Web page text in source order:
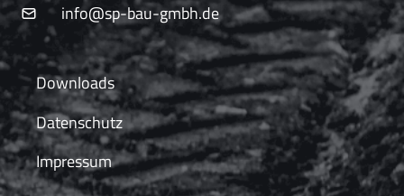
info@sp-bau-gmbh.de
Downloads
Datenschutz
Impressum